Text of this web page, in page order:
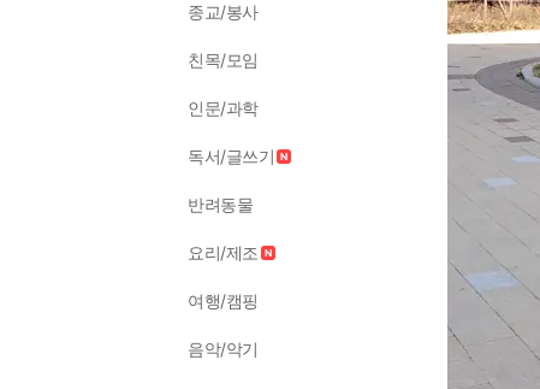
종교/봉사
친목/모임
인문/과학
독서/글쓰기
반려동물
요리/제조
여행/캠핑
음악/악기